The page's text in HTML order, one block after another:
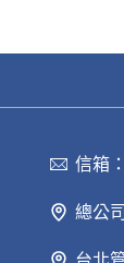
信箱
總公